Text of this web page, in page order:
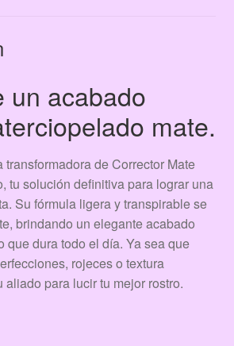
un acabado
mate.
de Corrector Mate
tu solución definitiva para lograr una
Su fórmula ligera y transpirable se
brindando un elegante acabado
que dura todo el día. Ya sea que
rojeces o textura
aliado para lucir tu mejor rostro.